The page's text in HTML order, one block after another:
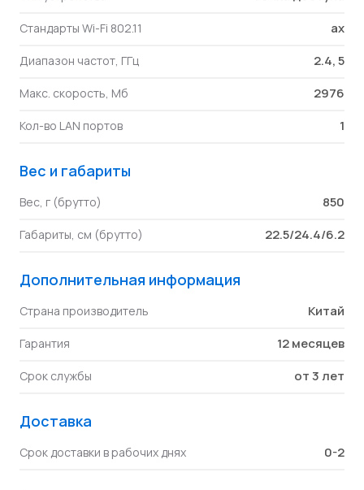
Стандарты Wi-Fi 802.11 ax
Диапазон частот, ГГц 2.4, 5
Макс. скорость, Мб 2976
Кол-во LAN портов 1
Вес и габариты
Вес, г (брутто) 850
Габариты, см (брутто) 22.5/24.4/6.2
Дополнительная информация
Страна производитель Китай
Гарантия 12 месяцев
Срок службы от 3 лет
Доставка
Срок доставки в рабочих днях 0-2